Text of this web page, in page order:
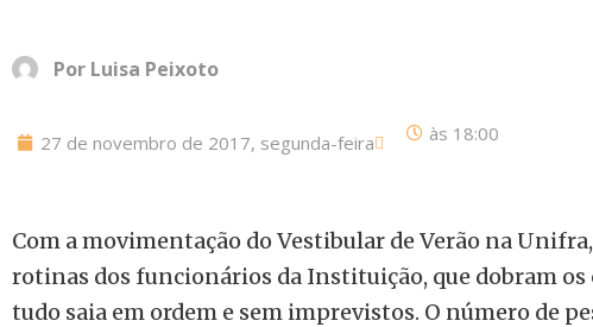
Por Luisa Peixoto
27 de novembro de 2017, segunda-feira às 18:00
Com a movimentação do Vestibular de Verão na
rotinas dos funcionários da Instituição, que dobram os
tudo saia em ordem e sem imprevistos. O número de